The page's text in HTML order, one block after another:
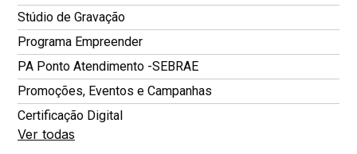
Stúdio de Gravação
Programa Empreender
PA Ponto Atendimento -SEBRAE
Promoções, Eventos e Campanhas
Certificação Digital
Ver todas